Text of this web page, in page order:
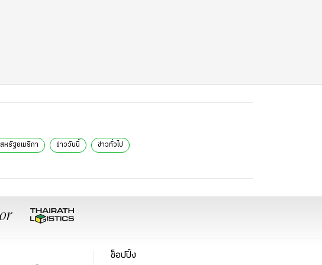
สหรัฐอเมริกา ข่าววันนี้ ข่าวทั่วไป
ช็อปปิ้ง